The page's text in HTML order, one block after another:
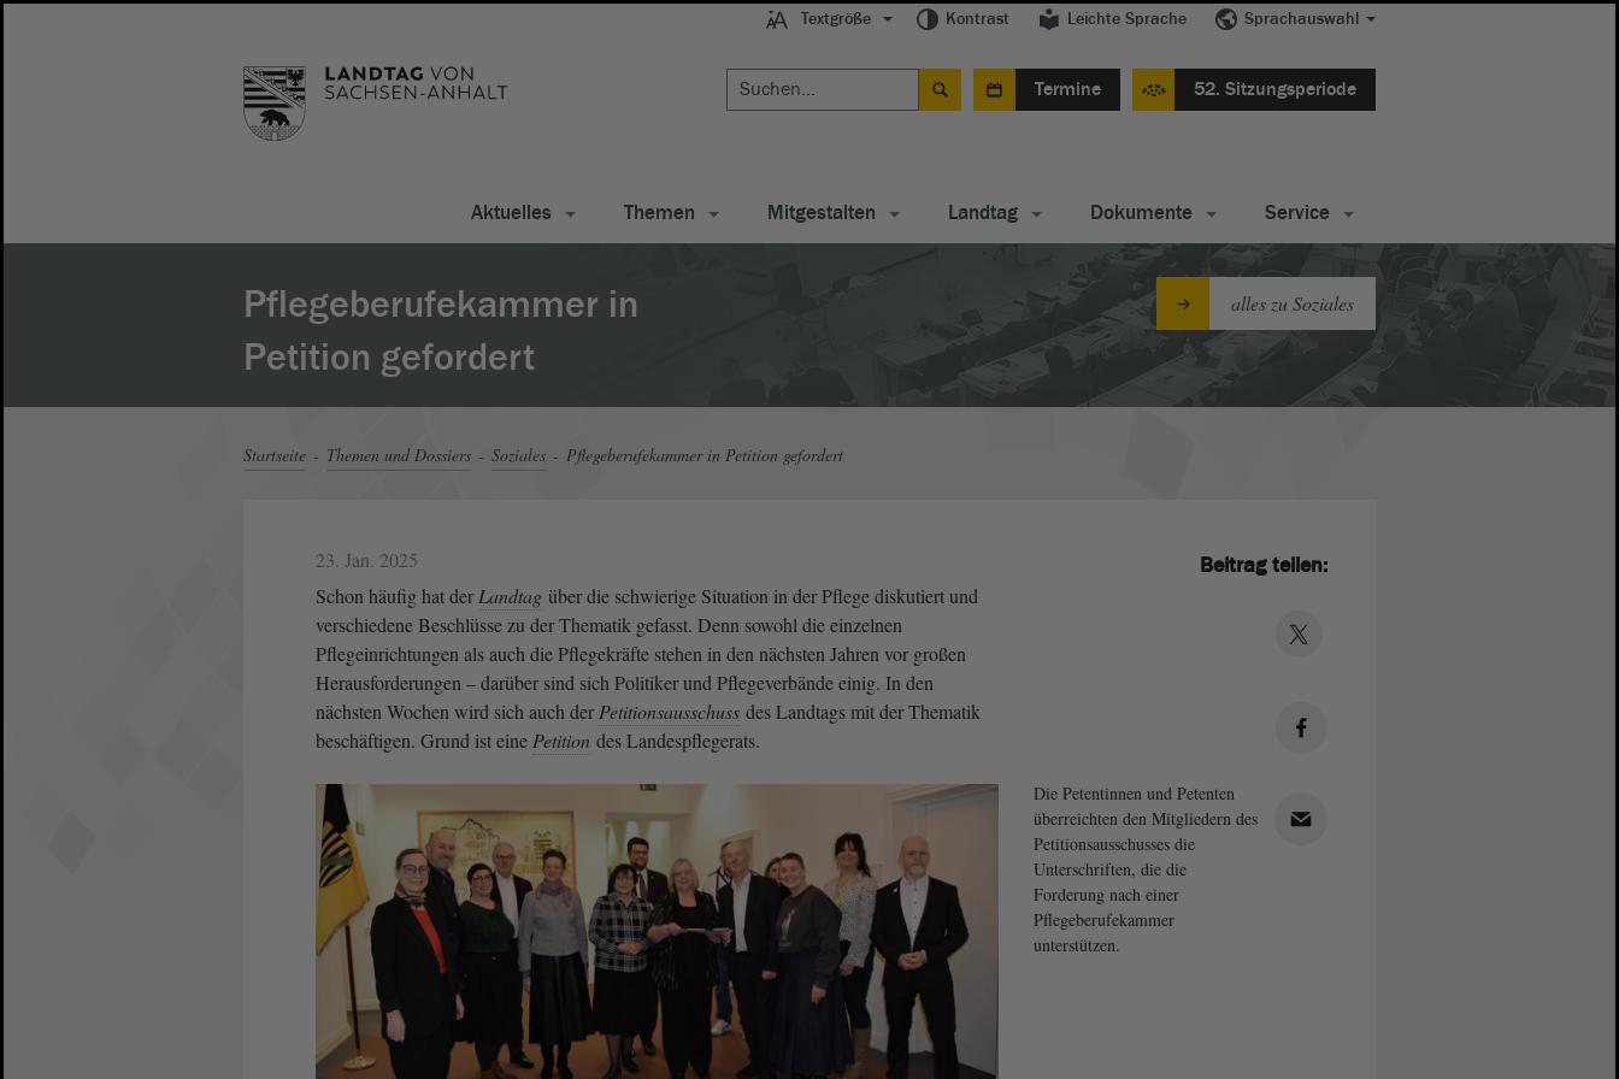
Textgröße Kontrast Leichte Sprache Sprachauswahl
Termine 52. Sitzungsperiode
Aktuelles Themen Mitgestalten Landtag Dokumente Service
Pflegeberufekammer in
Petition gefordert
alles zu Soziales
Startseite Themen und Dossiers Soziales Pflegeberufekammer in Petition gefordert
23. Jan. 2025
Schon häufig hat der Landtag über die schwierige Situation in der Pflege diskutiert und
verschiedene Beschlüsse zu der Thematik gefasst. Denn sowohl die einzelnen
Pflegeinrichtungen als auch die Pflegekräfte stehen in den nächsten Jahren vor großen
Herausforderungen – darüber sind sich Politiker und Pflegeverbände einig. In den
nächsten Wochen wird sich auch der Petitionsausschuss des Landtags mit der Thematik
beschäftigen. Grund ist eine Petition des Landespflegerats.
Die Petentinnen und Petenten
überreichten den Mitgliedern des
Petitionsausschusses die
Unterschriften, die die
Forderung nach einer
Pflegeberufekammer
unterstützen.
Beitrag teilen: